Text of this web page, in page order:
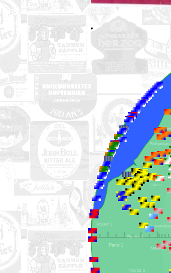
Paris 1
Brüssel 1
Lille 1
Metz 1
Troyes 1
Rouen 1
Reims 1
Lüttich 1
Ostende 1